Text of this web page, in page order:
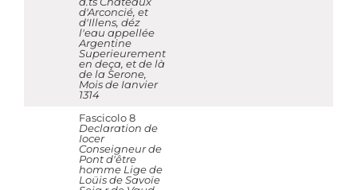
d'Arconcié, et
d'Illens, déz
l'eau appellée
Argentine
Superieurement
en deça, et de là
de la Serone,
Mois de Ianvier
1314
Fascicolo 8
Declaration de
Iocer
Conseigneur de
Pont d'être
homme Lige de
Loüis de Savoïe